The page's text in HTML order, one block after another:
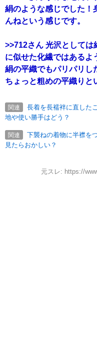
絹のような感じでした！
んねという感じです。
>>712さん 光沢として
に似せた化繊ではあるよ
絹の平織でもパリパリし
ちょっと粗めの平織り
関連
長着を長襦袢に直した
地や使い勝手はどう？
関連
下襲ねの着物に半襟を
見たらおかしい？
元スレ: https://